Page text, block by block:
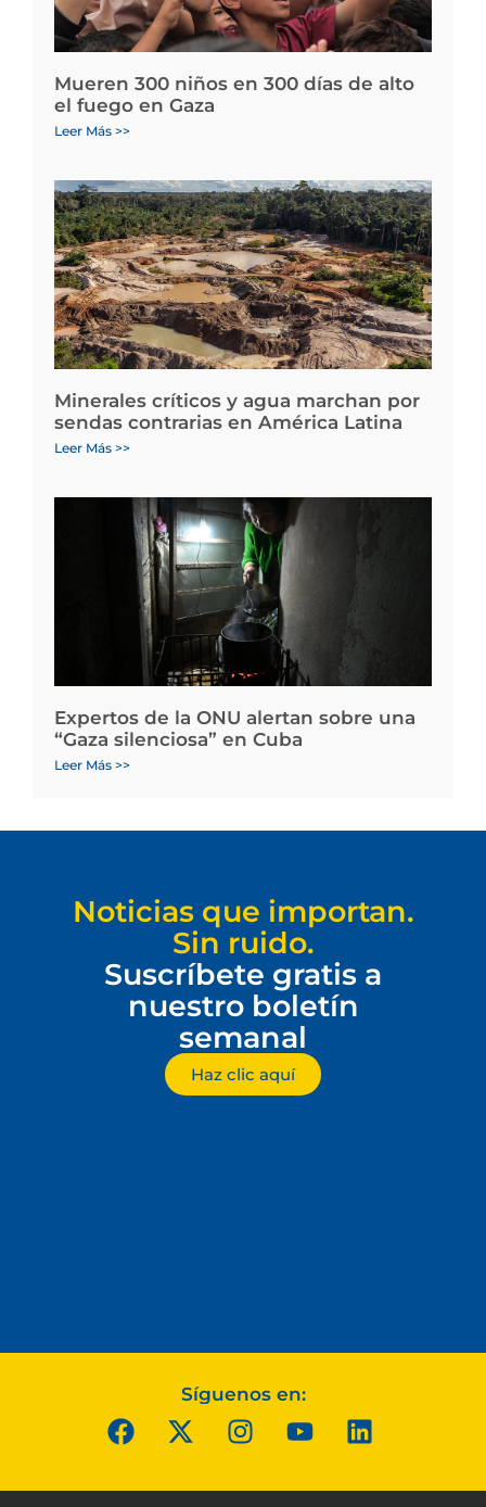
Mueren 300 niños en 300 días de alto
el fuego en Gaza
Leer Más >>
Minerales críticos y agua marchan por
sendas contrarias en América Latina
Leer Más >>
Expertos de la ONU alertan sobre una
“Gaza silenciosa” en Cuba
Leer Más >>
Noticias que importan.
Sin ruido.
Suscríbete gratis a
nuestro boletín
semanal
Haz clic aquí
Síguenos en: